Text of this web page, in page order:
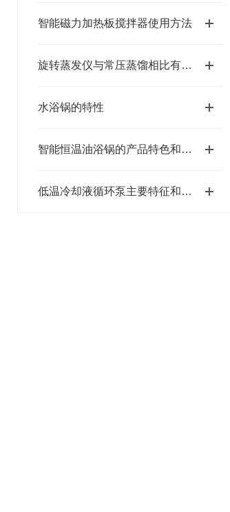
智能磁力加热板搅拌器使用方法
旋转蒸发仪与常压蒸馏相比有什么优点
水浴锅的特性
智能恒温油浴锅的产品特色和注意事项
低温冷却液循环泵主要特征和性能特点